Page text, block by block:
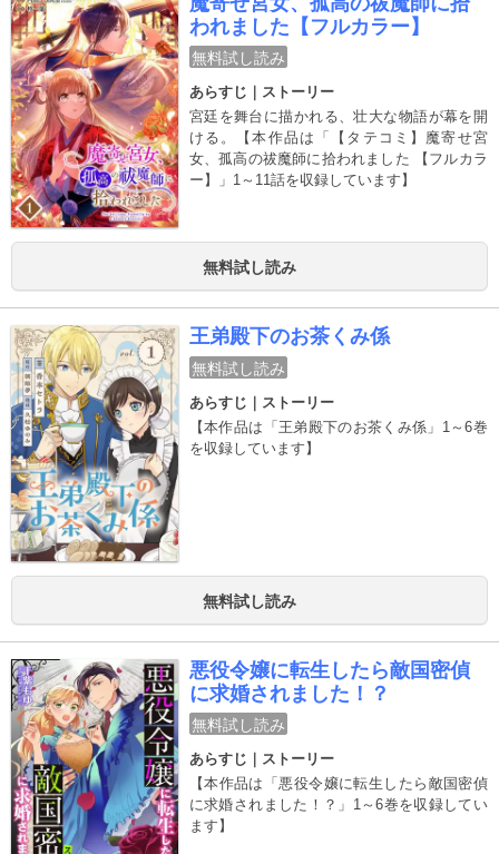
に通い、週末は姿と名前を変えて冒険者アン
ヌとしてギルドに通う日々…。アンヌを助け
てくれる謎の男・バルトと恋に落ちたり、ウ
ィリアムからの嫌味に耐えたり…。はたして
マリアンヌは運命の婚約破棄の日を無事に迎
えられるか！？冒険者を目指す悪役令嬢×謎が
ありそうなイケメン剣士のラブファンタジー
開幕！【本作品は「悪役令嬢は冒険者になる
ため婚約破棄を望みます」1～6巻を収録して
われました【フルカラー】
無料試し読み
あらすじ｜ストーリー
宮廷を舞台に描かれる、壮大な物語が幕を開
ける。【本作品は「【タテコミ】魔寄せ宮
女、孤高の祓魔師に拾われました 【フルカラ
ー】」1～11話を収録しています】
無料試し読み
王弟殿下のお茶くみ係
無料試し読み
あらすじ｜ストーリー
【本作品は「王弟殿下のお茶くみ係」1～6巻
を収録しています】
無料試し読み
悪役令嬢に転生したら敵国密偵
に求婚されました！？
無料試し読み
あらすじ｜ストーリー
【本作品は「悪役令嬢に転生したら敵国密偵
に求婚されました！？」1～6巻を収録してい
ます】